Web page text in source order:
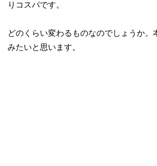
りコスパです。
どのくらい変わるものなのでしょうか。
みたいと思います。